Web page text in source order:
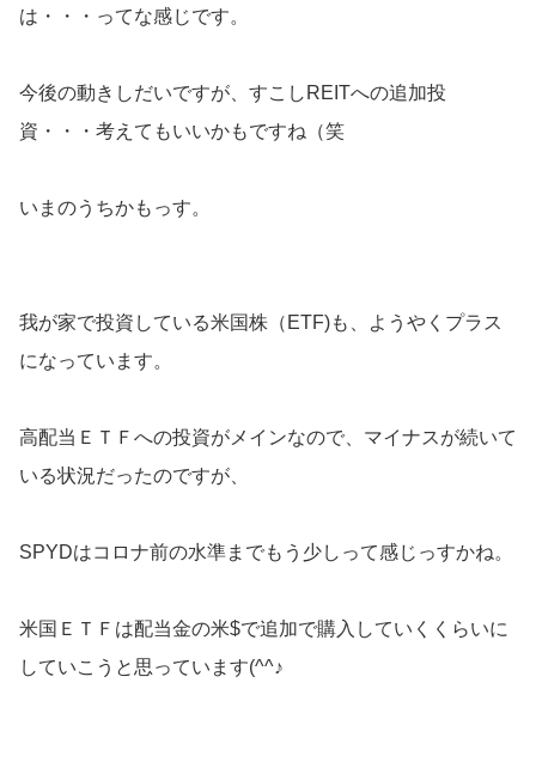
は・・・ってな感じです。
今後の動きしだいですが、すこしREITへの追加投
資・・・考えてもいいかもですね（笑
いまのうちかもっす。
我が家で投資している米国株（ETF)も、ようやくプラス
になっています。
高配当ＥＴＦへの投資がメインなので、マイナスが続いて
いる状況だったのですが、
SPYDはコロナ前の水準までもう少しって感じっすかね。
米国ＥＴＦは配当金の米$で追加で購入していくくらいに
していこうと思っています(^^♪